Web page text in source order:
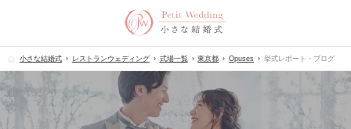
小さな結婚式 レストランウェディング 式場一覧 東京都 Opuses 挙式レポート・ブログ